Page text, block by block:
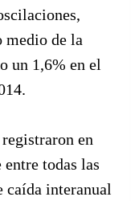
medio de la
un 1,6% en el
en
todas las
caída interanual